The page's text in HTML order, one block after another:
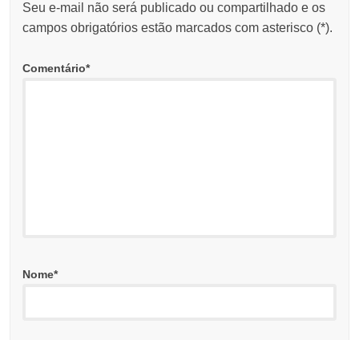
Seu e-mail não será publicado ou compartilhado e os
campos obrigatórios estão marcados com asterisco (*).
Comentário*
Nome*